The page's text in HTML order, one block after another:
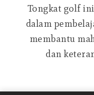
Tongkat golf
dalam
membantu
dan